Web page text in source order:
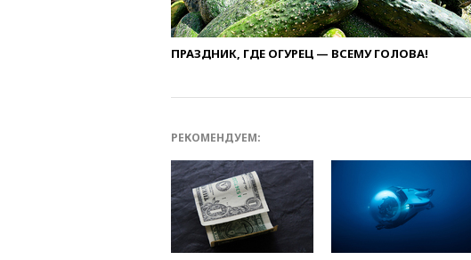
ПРАЗДНИК, ГДЕ ОГУРЕЦ — ВСЕМУ ГОЛОВА!
РЕКОМЕНДУЕМ: